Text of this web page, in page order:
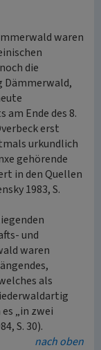
waren
die
Dämmerwald,
am Ende des 8.
erst
urkundlich
gehörende
in den Quellen
1983, S.
und
waren
als
„in zwei
S. 30).
nach oben